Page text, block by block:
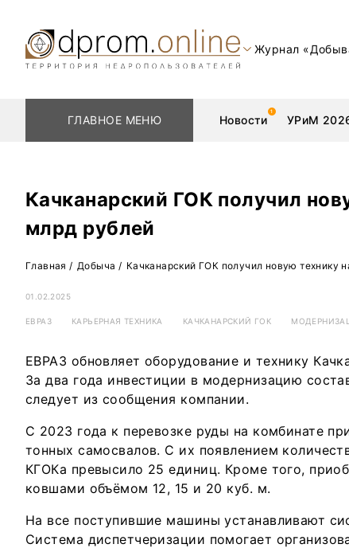
Журнал
ГЛАВНОЕ МЕНЮ Новости УРиМ
Геологоразведка
Обогащение Золото
Качканарский ГОК получил
млрд рублей
Главная / Добыча / Качканарский ГОК получил новую технику
01.02.2025
ЕВРАЗ КАРЬЕРНАЯ ТЕХНИКА КАЧКАНАРСКИЙ ГОК
ЕВРАЗ обновляет оборудование и технику
За два года инвестиции в модернизацию
следует из сообщения компании.
С 2023 года к перевозке руды на комбинате
тонных самосвалов. С их появлением
КГОКа превысило 25 единиц. Кроме того,
ковшами объёмом 12, 15 и 20 куб. м.
На все поступившие машины устанавливают
Система диспетчеризации помогает